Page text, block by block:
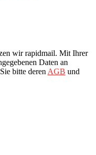
wir rapidmail. Mit Ihrer
Daten an
bitte deren AGB und